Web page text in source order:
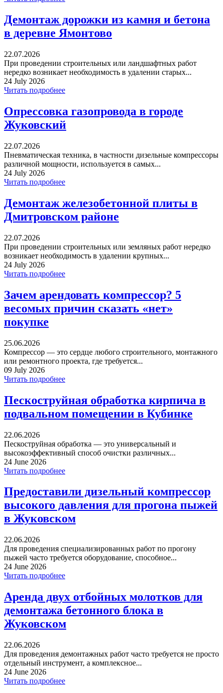
Демонтаж дорожки из камня и бетона
в деревне Ямонтово
22.07.2026
При проведении строительных или ландшафтных работ
нередко возникает необходимость в удалении старых...
24 July 2026
Читать подробнее
Опрессовка газопровода в городе
Жуковский
22.07.2026
Пневматическая техника, в частности дизельные компрессоры
различной мощности, используется в самых...
24 July 2026
Читать подробнее
Демонтаж железобетонной плиты в
Дмитровском районе
22.07.2026
При проведении строительных или земляных работ нередко
возникает необходимость в удалении крупных...
24 July 2026
Читать подробнее
Зачем арендовать компрессор? 5
весомых причин сказать «нет»
покупке
25.06.2026
Компрессор — это сердце любого строительного, монтажного
или ремонтного проекта, где требуется...
09 July 2026
Читать подробнее
Пескоструйная обработка кирпича в
подвальном помещении в Кубинке
22.06.2026
Пескоструйная обработка — это универсальный и
высокоэффективный способ очистки различных...
24 June 2026
Читать подробнее
Предоставили дизельный компрессор
высокого давления для прогона пыжей
в Жуковском
22.06.2026
Для проведения специализированных работ по прогону
пыжей часто требуется оборудование, способное...
24 June 2026
Читать подробнее
Аренда двух отбойных молотков для
демонтажа бетонного блока в
Жуковском
22.06.2026
Для проведения демонтажных работ часто требуется не просто
отдельный инструмент, а комплексное...
24 June 2026
Читать подробнее